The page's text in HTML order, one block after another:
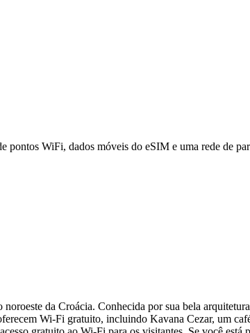
pontos WiFi, dados móveis do eSIM e uma rede de
da Croácia. Conhecida por sua bela
Wi-Fi gratuito, incluindo Kavana Cezar, um